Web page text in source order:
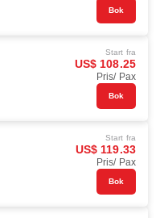
Bok
Start fra
US$ 108.25
Pris/ Pax
Bok
Start fra
US$ 119.33
Pris/ Pax
Bok